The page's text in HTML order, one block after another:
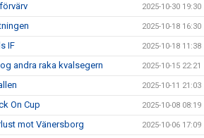
2025-10-30 19:30
2025-10-18 16:30
IF 2025-10-18 11:38
andra raka kvalsegern 2025-10-15 22:21
2025-10-11 21:03
On Cup 2025-10-08 08:19
mot Vänersborg 2025-10-06 17:09